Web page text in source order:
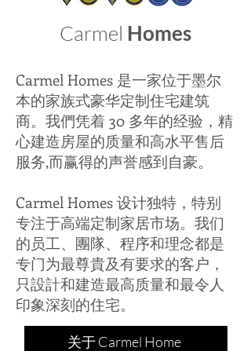
Carmel Homes
Carmel Homes 是一家位于墨尔
本的家族式豪华定制住宅建筑
商。我們凭着 30 多年的经验，精
心建造房屋的质量和高水平售后
服务,而赢得的声誉感到自豪。
Carmel Homes 设计独特，特别
专注于高端定制家居市场。我们
的员工、團隊、程序和理念都是
专门为最尊貴及有要求的客户，
只設計和建造最高质量和最令人
印象深刻的住宅。
关于 Carmel Home